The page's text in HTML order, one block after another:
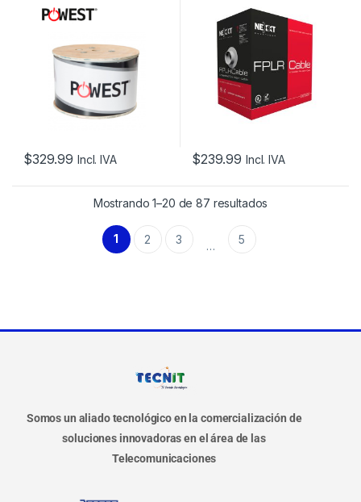
BLINDADO GRIS LSZH
CAT6A 305 MTS.
$329.99 Incl. IVA
SISTEMA DE
ALARMA 1 PAR
COBRE 16AWG ROJO
CMR 305 MTS.
$239.99 Incl. IVA
Mostrando 1–20 de 87 resultados
1 2 3 … 5
Somos un aliado tecnológico en la comercialización de
soluciones innovadoras en el área de las
Telecomunicaciones